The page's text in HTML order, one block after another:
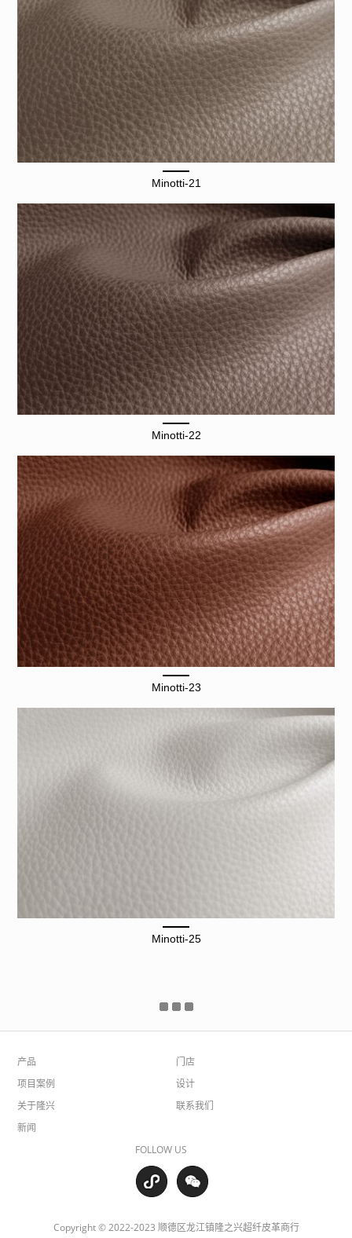
Minotti-21
Minotti-22
Minotti-23
Minotti-25
产品
项目案例
关于隆兴
新闻
门店
设计
联系我们
FOLLOW US
Copyright © 2022-2023 顺德区龙江镇隆之兴超纤皮革商行